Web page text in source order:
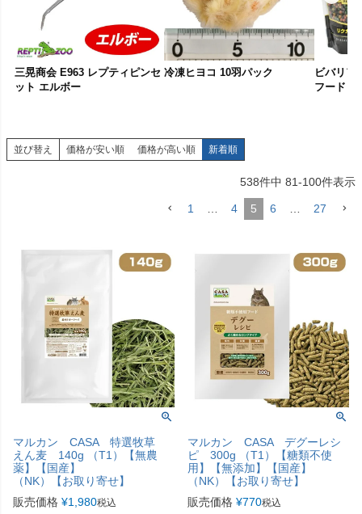
三晃商会 E963 レプティピンセ
ット エルボー
冷凍ヒヨコ 10羽パック
ビバリア
フード
並び替え 価格が安い順 価格が高い順 新着順
538件中 81-100件表示
1 4 5 6 27
マルカン CASA 特選牧草
えん麦 140g （T1）【無農
薬】【国産】
（NK）【お取り寄せ】
販売価格 ¥1,980税込
マルカン CASA デグーレシ
ピ 300g （T1）【糖類不使
用】【無添加】【国産】
（NK）【お取り寄せ】
販売価格 ¥770税込